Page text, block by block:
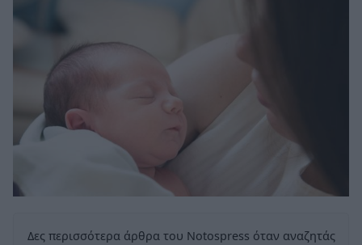
Δες περισσότερα άρθρα του Notospress όταν αναζητάς